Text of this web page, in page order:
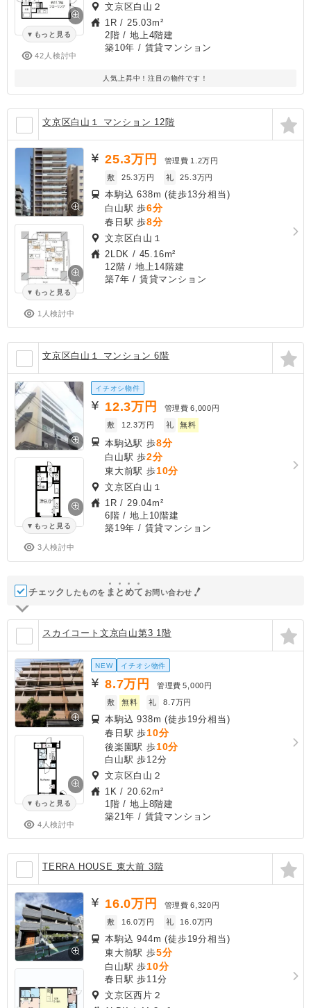
もっと見る
42人検討中
文京区白山２
1R / 25.03m²
2階 / 地上4階建
築10年 / 賃貸マンション
人気上昇中！注目の物件です！
文京区白山１ マンション 12階
もっと見る
1人検討中
25.3万円 管理費 1.2万円
敷
25.3万円 礼 25.3万円
本駒込 638m (徒歩13分相当)
白山駅 歩6分
春日駅 歩8分
文京区白山１
2LDK / 45.16m²
12階 / 地上14階建
築7年 / 賃貸マンション
文京区白山１ マンション 6階
もっと見る
3人検討中
イチオシ物件
12.3万円 管理費 6,000円
敷
12.3万円 礼 無料
本駒込駅 歩8分
白山駅 歩2分
東大前駅 歩10分
文京区白山１
1R / 29.04m²
6階 / 地上10階建
築19年 / 賃貸マンション
チェック したものを ま と めて お問い合わせ
スカイコート文京白山第3 1階
もっと見る
4人検討中
NEW イチオシ物件
8.7万円 管理費 5,000円
敷
無料 礼 8.7万円
本駒込 938m (徒歩19分相当)
春日駅 歩10分
後楽園駅 歩10分
白山駅 歩12分
文京区白山２
1K / 20.62m²
1階 / 地上8階建
築21年 / 賃貸マンション
TERRA HOUSE 東大前 3階
16.0万円 管理費 6,320円
敷
16.0万円 礼 16.0万円
本駒込 944m (徒歩19分相当)
東大前駅 歩5分
白山駅 歩10分
春日駅 歩11分
文京区西片２